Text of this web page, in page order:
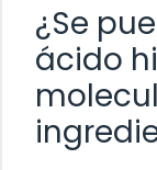
¿Se
ácido